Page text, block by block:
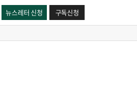
뉴스레터 신청 구독신청